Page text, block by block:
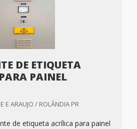
DE ETIQUETA
PAINEL
E ARAUJO / ROLÂNDIA PR
de etiqueta acrílica para painel